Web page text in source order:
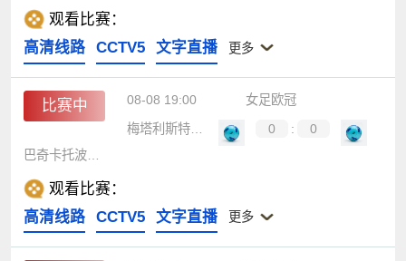
观看比赛：
高清线路
CCTV5 文字直播 更多
比赛中 08-08 19:00
女足欧冠
梅塔利斯特1925女足
0 :
0
观看比赛：
高清线路
CCTV5 文字直播 更多